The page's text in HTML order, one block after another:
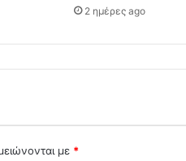
2 ημέρες ago
με *